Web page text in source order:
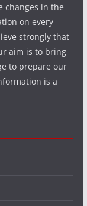
changes in the
on every
strongly that
aim is to bring
to prepare our
is a